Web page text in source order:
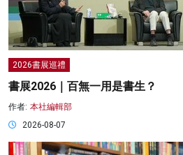
2026書展巡禮
書展2026｜百無一用是書生？
作者: 本社編輯部
2026-08-07